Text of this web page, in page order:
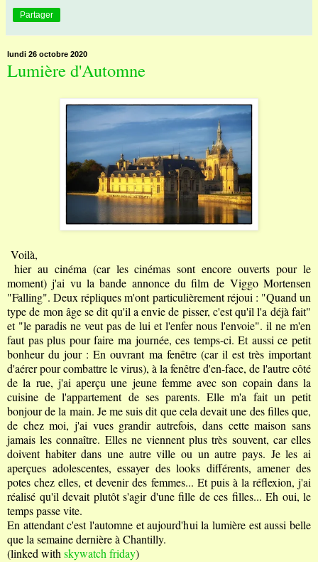
Partager
lundi 26 octobre 2020
Lumière d'Automne
Voilà,
hier au cinéma (car les cinémas sont encore ouverts pour le
moment) j'ai vu la bande annonce du film de Viggo Mortensen
"Falling". Deux répliques m'ont particulièrement réjoui : "Quand un
type de mon âge se dit qu'il a envie de pisser, c'est qu'il l'a déjà fait"
et "le paradis ne veut pas de lui et l'enfer nous l'envoie". il ne m'en
faut pas plus pour faire ma journée, ces temps-ci. Et aussi ce petit
bonheur du jour : En ouvrant ma fenêtre (car il est très important
d'aérer pour combattre le virus), à la fenêtre d'en-face, de l'autre côté
de la rue, j'ai aperçu une jeune femme avec son copain dans la
cuisine de l'appartement de ses parents. Elle m'a fait un petit
bonjour de la main. Je me suis dit que cela devait une des filles que,
de chez moi, j'ai vues grandir autrefois, dans cette maison sans
jamais les connaître. Elles ne viennent plus très souvent, car elles
doivent habiter dans une autre ville ou un autre pays. Je les ai
aperçues adolescentes, essayer des looks différents, amener des
potes chez elles, et devenir des femmes... Et puis à la réflexion, j'ai
réalisé qu'il devait plutôt s'agir d'une fille de ces filles... Eh oui, le
temps passe vite.
En attendant c'est l'automne et aujourd'hui la lumière est aussi belle
que la semaine dernière à Chantilly.
(linked withskywatch friday)